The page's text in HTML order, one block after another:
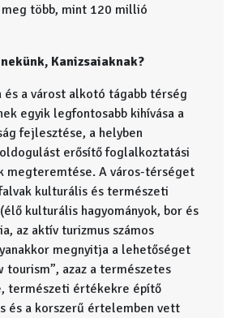
több, mint 120 millió
Kanizsaiaknak?
és a várost alkotó tágabb térség
egyik legfontosabb kihívása a
fejlesztése, a helyben
erősítő foglalkoztatási
megteremtése. A város-térséget
kulturális és természeti
kulturális hagyományok, bor és
az aktív turizmus számos
megnyitja a lehetőséget
tourism”, azaz a természetes
természeti értékekre építő
és a korszerű értelemben vett